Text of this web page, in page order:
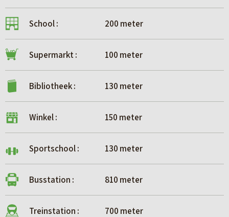
School : 200 meter
Supermarkt : 100 meter
Bibliotheek : 130 meter
Winkel : 150 meter
Sportschool : 130 meter
Busstation : 810 meter
Treinstation : 700 meter